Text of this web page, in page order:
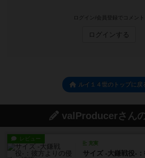
ログイン/会員登録でコメント
ログインする
ルイ１４世のトップに戻
valProducerさん
レビュー
充実